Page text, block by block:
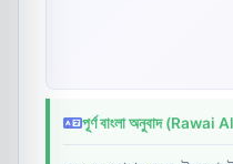
পূর্ণ বাংলা অনুবাদ